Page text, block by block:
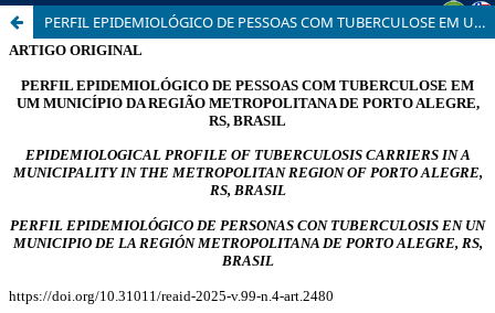
PERFIL EPIDEMIOLÓGICO DE PESSOAS COM TUBERCULOSE EM UM MUNICÍPIO DA REGIÃO METROPOLITANA DE PORTO ALEGRE, RS, BRASIL